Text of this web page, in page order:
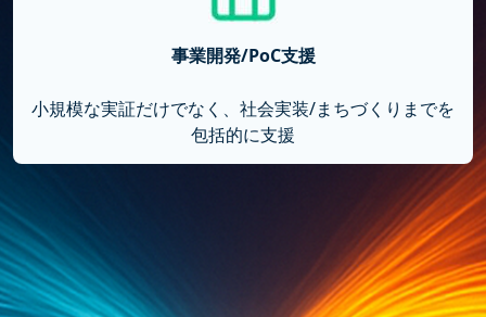
事業開発/PoC支援
小規模な実証だけでなく、社会実装/まちづくりまでを
包括的に支援